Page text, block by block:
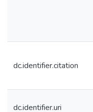
dc.identifier.citation
dc.identifier.uri